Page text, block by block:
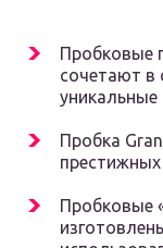
Пробковые
сочетают в
уникальные
Пробка
Пробковые